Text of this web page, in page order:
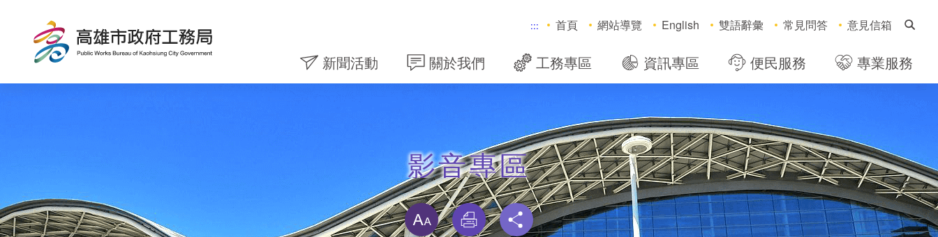
跳
::: 首頁 網站導覽 English 雙語辭彙 常見問答 意見信箱
新聞活動 關於我們 工務專區 資訊專區 便民服務 專業服務
影音專區
略過字型切換，社群分享工具列